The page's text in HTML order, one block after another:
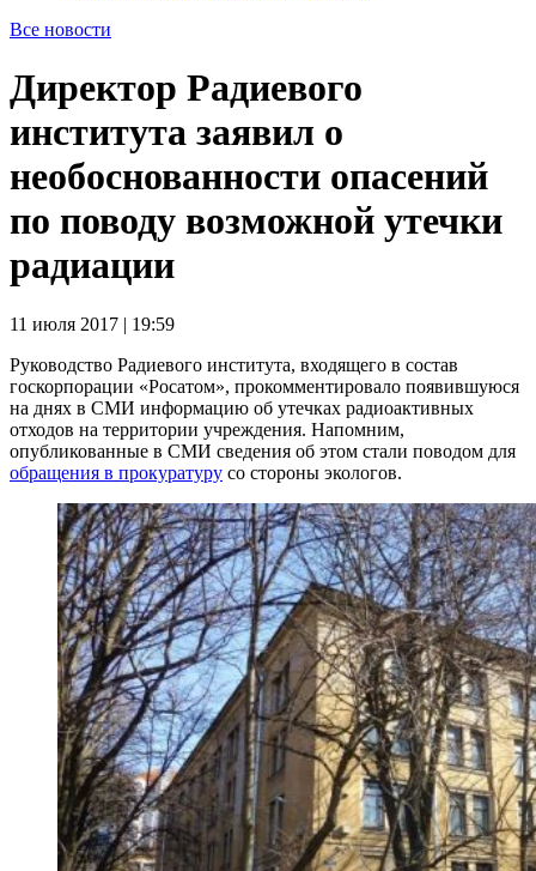
Все новости
Директор Радиевого
института заявил о
необоснованности опасений
по поводу возможной утечки
радиации
11 июля 2017 | 19:59
Руководство Радиевого института, входящего в состав
госкорпорации «Росатом», прокомментировало появившуюся
на днях в СМИ информацию об утечках радиоактивных
отходов на территории учреждения. Напомним,
опубликованные в СМИ сведения об этом стали поводом для
обращения в прокуратуру со стороны экологов.